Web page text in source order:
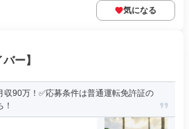
気になる
ー】
収90万！✅応募条件は普通運転免許証の